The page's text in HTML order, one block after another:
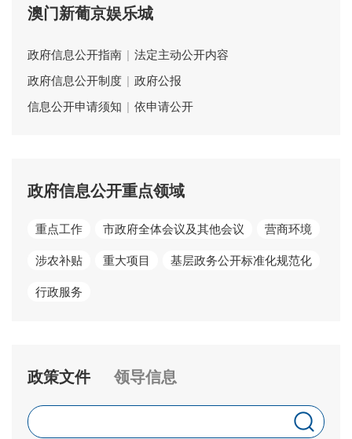
澳门新葡京娱乐城
政府信息公开指南 | 法定主动公开内容
政府信息公开制度 | 政府公报
信息公开申请须知 | 依申请公开
政府信息公开重点领域
重点工作 市政府全体会议及其他会议 营商环境
涉农补贴 重大项目 基层政务公开标准化规范化
行政服务
政策文件 领导信息